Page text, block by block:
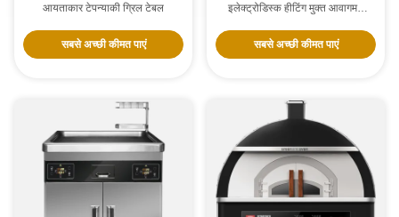
आयताकार टेपन्याकी ग्रिल टेबल
सबसे अच्छी कीमत पाएं
इलेक्ट्रोडिस्क हीटिंग मुक्त आवागमन
सबसे अच्छी कीमत पाएं